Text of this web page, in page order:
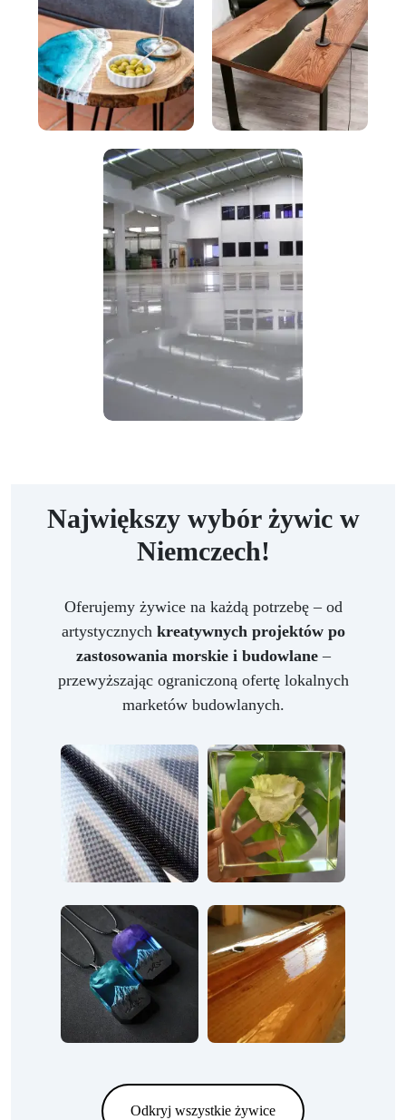
Największy wybór żywic w
Niemczech!
Oferujemy żywice na każdą potrzebę – od
artystycznych kreatywnych projektów po
zastosowania morskie i budowlane–
przewyższając ograniczoną ofertę lokalnych
marketów budowlanych.
Odkryj wszystkie żywice